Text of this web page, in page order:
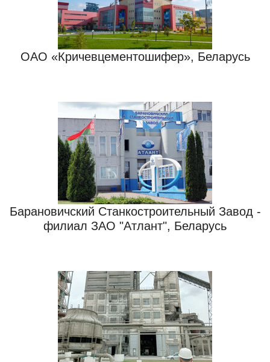
ОАО «Кричевцементошифер», Беларусь
Барановичский Станкостроительный Завод -
филиал ЗАО "Атлант", Беларусь